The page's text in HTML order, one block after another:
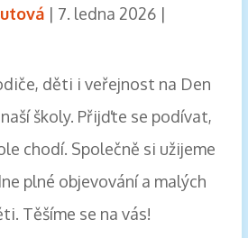
| 7. ledna 2026|
děti i veřejnost na Den
školy. Přijďte se podívat,
chodí. Společně si užijeme
plné objevování a malých
Těšíme se na vás!